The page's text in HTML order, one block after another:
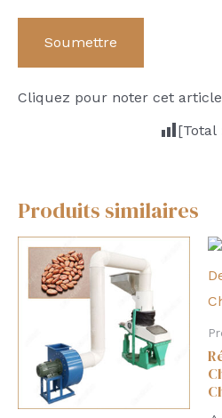
Cliquez pour noter cet
[Total
Produits similaires